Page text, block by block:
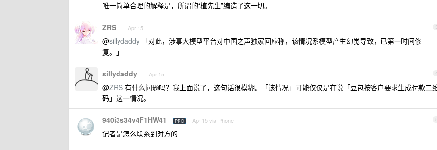
唯一简单合理的解释是，所谓的“植先生”编造了这一切。
3
ZRS Apr 15
@sillydaddy 「对此，涉事大模型平台对中国之声独家回应称，该情况系模型产生幻觉导致，已第一时间修
复。」
4
sillydaddy Apr 15
@ZRS 有什么问题吗？我上面说了，这句话很模糊。「该情况」可能仅仅是在说「豆包按客户要求生成付款二
码」这一情况。
5
940i3s34v4F1HW41 PRO Apr 15 via iPhone
记者是怎么联系到对方的